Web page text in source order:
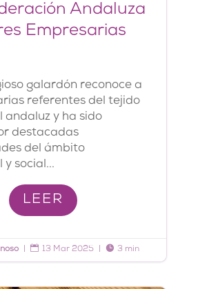
Andaluza
Empresarias
galardón reconoce a
referentes del tejido
andaluz y ha sido
destacadas
del ámbito
social...
LEER
 13 Mar 2025  3 min